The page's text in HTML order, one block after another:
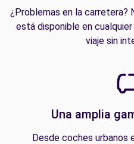
¿Problemas en la carretera?
está disponible en
viaje sin
Una amplia
Desde coches urbanos